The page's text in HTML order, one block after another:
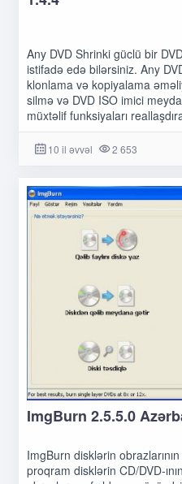
Any DVD Shrinki güclü bir
istifadə edə bilərsiniz. Any
klonlama və kopiyalama
silmə və DVD ISO imici
müxtəlif funksiyaları
10 il əvvəl 2 653
ImgBurn 2.5.5.0
ImgBurn disklərin
proqram disklərin CD/DVD-